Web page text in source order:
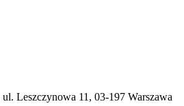
ul. Leszczynowa 11, 03-197 Warszawa